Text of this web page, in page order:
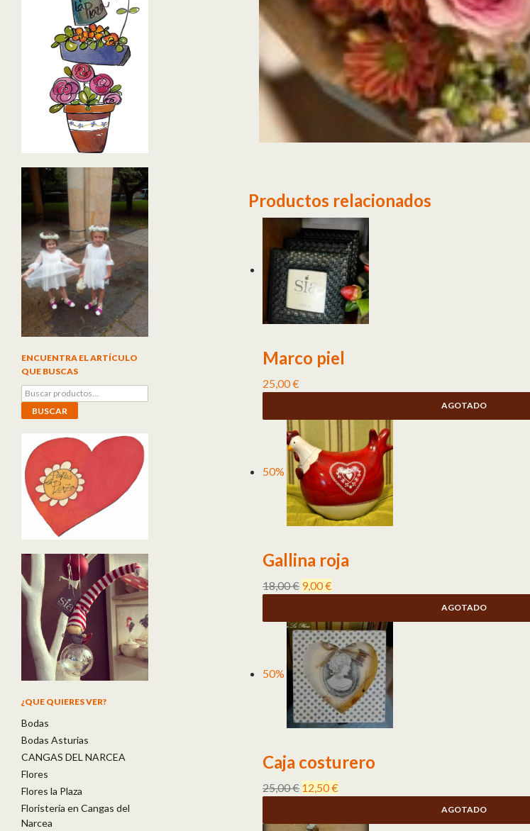
Productos relacionados
Marco piel
25,00€
AGOTADO
50%
Gallina roja
18,00€ 9,00€
AGOTADO
50%
Caja costurero
25,00€ 12,50€
AGOTADO
ENCUENTRA EL ARTÍCULO
QUE BUSCAS
Buscar por:
BUSCAR
¿QUE QUIERES VER?
Bodas
Bodas Asturias
CANGAS DEL NARCEA
Flores
Flores la Plaza
Floristería en Cangas del
Narcea